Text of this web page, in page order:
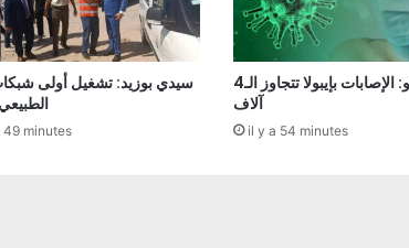
سيدي بوزيد: تشغيل أولى
49 minutes
الكونغو: الإصابات بإيبولا تتجاوز الـ4
آلاف
il y a 54 minutes